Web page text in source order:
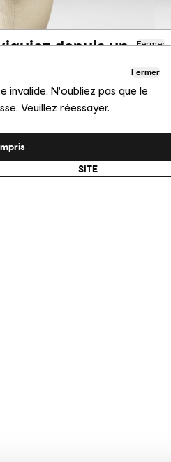
depuis un Fermer
Calligaris pour France.
Unis ?
SITE
Fermer
invalide. N'oubliez pas que le
Veuillez réessayer.